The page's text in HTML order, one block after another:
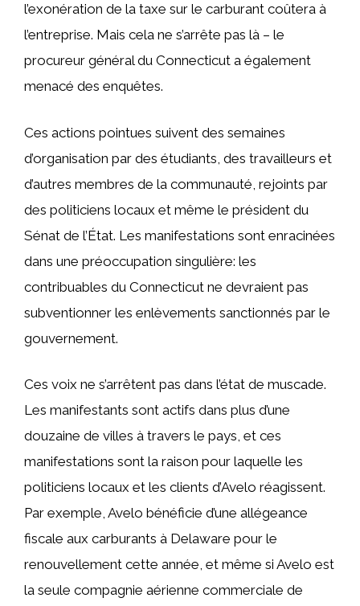
l’exonération de la taxe sur le carburant coûtera à
l’entreprise. Mais cela ne s’arrête pas là – le
procureur général du Connecticut a également
menacé des enquêtes.
Ces actions pointues suivent des semaines
d’organisation par des étudiants, des travailleurs et
d’autres membres de la communauté, rejoints par
des politiciens locaux et même le président du
Sénat de l’État. Les manifestations sont enracinées
dans une préoccupation singulière: les
contribuables du Connecticut ne devraient pas
subventionner les enlèvements sanctionnés par le
gouvernement.
Ces voix ne s’arrêtent pas dans l’état de muscade.
Les manifestants sont actifs dans plus d’une
douzaine de villes à travers le pays, et ces
manifestations sont la raison pour laquelle les
politiciens locaux et les clients d’Avelo réagissent.
Par exemple, Avelo bénéficie d’une allégeance
fiscale aux carburants à Delaware pour le
renouvellement cette année, et même si Avelo est
la seule compagnie aérienne commerciale de